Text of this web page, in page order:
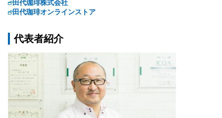
田代珈琲株式会社
田代珈琲オンラインストア
代表者紹介